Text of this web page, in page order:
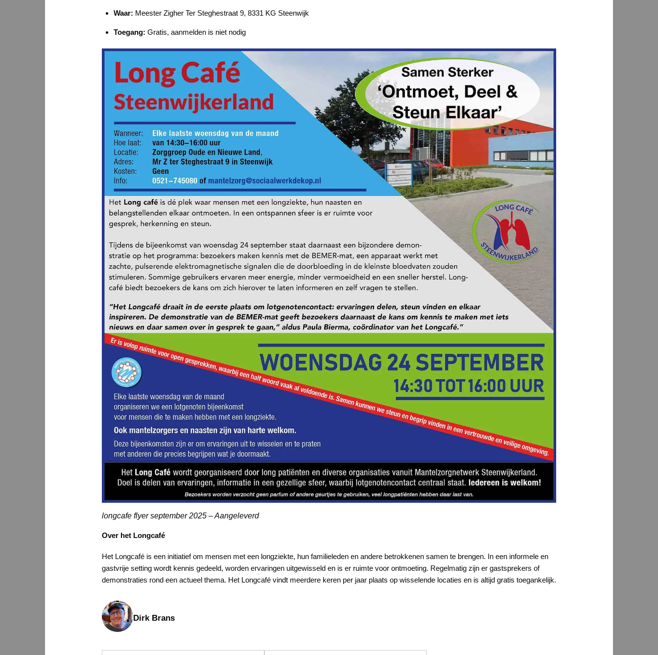
Waar: Meester Zigher Ter Steghestraat 9, 8331 KG Steenwijk
Toegang: Gratis, aanmelden is niet nodig
longcafe flyer september 2025 – Aangeleverd
Over het Longcafé
Het Longcafé is een initiatief om mensen met een longziekte, hun familieleden en andere betrokkenen samen te brengen. In een informele en
gastvrije setting wordt kennis gedeeld, worden ervaringen uitgewisseld en is er ruimte voor ontmoeting. Regelmatig zijn er gastsprekers of
demonstraties rond een actueel thema. Het Longcafé vindt meerdere keren per jaar plaats op wisselende locaties en is altijd gratis toegankelijk.
Dirk Brans